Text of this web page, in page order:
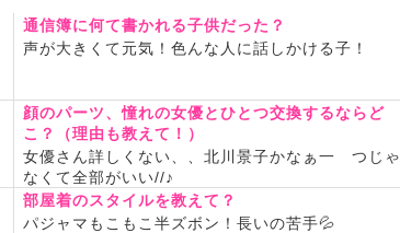
通信簿に何て書かれる子供だった？
声が大きくて元気！色んな人に話しかける子！
顔のパーツ、憧れの女優とひとつ交換するならど
こ？（理由も教えて！）
女優さん詳しくない、、北川景子かなぁ一 つじゃ
なくて全部がいい//♪
部屋着のスタイルを教えて？
パジャマもこもこ半ズボン！長いの苦手💦